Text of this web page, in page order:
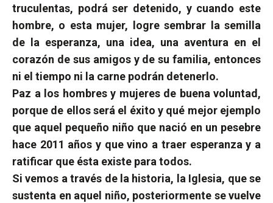
truculentas, podrá ser detenido, y cuando este
hombre, o esta mujer, logre sembrar la semilla
de la esperanza, una idea, una aventura en el
corazón de sus amigos y de su familia, entonces
ni el tiempo ni la carne podrán detenerlo.
Paz a los hombres y mujeres de buena voluntad,
porque de ellos será el éxito y qué mejor ejemplo
que aquel pequeño niño que nació en un pesebre
hace 2011 años y que vino a traer esperanza y a
ratificar que ésta existe para todos.
Si vemos a través de la historia, la Iglesia, que se
sustenta en aquel niño, posteriormente se vuelve